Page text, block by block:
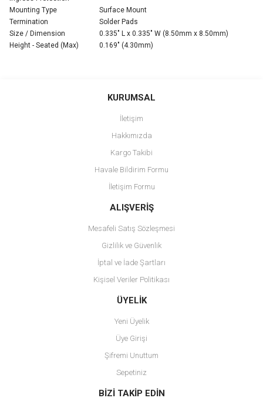
Mounting Type
Surface Mount
Termination
Solder Pads
Size / Dimension
0.335" L x 0.335" W (8.50mm x 8.50mm)
Height - Seated (Max)
0.169" (4.30mm)
Bu ürüne ilk yorumu siz yapın!
Ürün resmi kalitesiz, bozuk veya görüntülenemiyor.
Ürün açıklamasında eksik bilgiler bulunuyor.
Ürün bilgilerinde hatalar bulunuyor.
Ürün fiyatı diğer sitelerden daha pahalı.
Bu ürüne benzer farklı alternatifler olmalı.
Gönder
KURUMSAL
İletişim
Hakkımızda
Kargo Takibi
Havale Bildirim Formu
İletişim Formu
ALIŞVERİŞ
Mesafeli Satış Sözleşmesi
Gizlilik ve Güvenlik
İptal ve İade Şartları
Kişisel Veriler Politikası
ÜYELİK
Yeni Üyelik
Üye Girişi
Şifremi Unuttum
Sepetiniz
BİZİ TAKİP EDİN